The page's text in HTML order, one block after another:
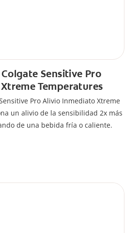
Sensitive Pro
Temperatures
Pro Alivio Inmediato Xtreme
un alivio de la sensibilidad 2x más
de una bebida fría o caliente.